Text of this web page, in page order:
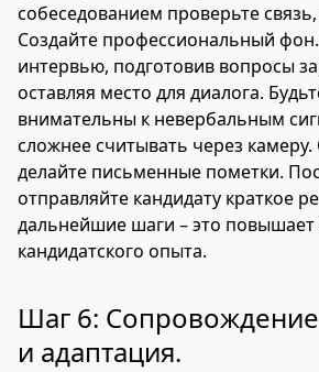
собеседованием проверьте
Создайте профессиональный
интервью, подготовив вопросы
оставляя место для диалога.
внимательны к невербальным
сложнее считывать через
делайте письменные пометки.
отправляйте кандидату краткое
дальнейшие шаги – это повышает
кандидатского опыта.
Шаг 6: Сопровождение
и адаптация.